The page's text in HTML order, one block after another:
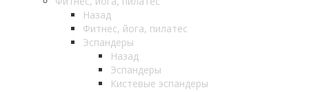
Назад
Фитнес, йога, пилатес
Эспандеры
Назад
Эспандеры
Кистевые эспандеры